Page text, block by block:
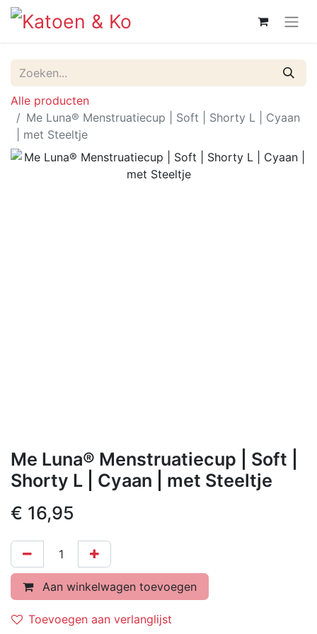
Alle producten
Me Luna® Menstruatiecup | Soft | Shorty L | Cyaan
| met Steeltje
Me Luna® Menstruatiecup | Soft |
Shorty L | Cyaan | met Steeltje
€ 16,95
Aan winkelwagen toevoegen
Toevoegen aan verlanglijst